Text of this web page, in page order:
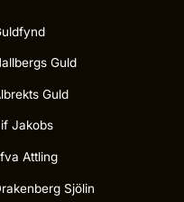
Guld
Guld
Jakobs
Attling
Sjölin